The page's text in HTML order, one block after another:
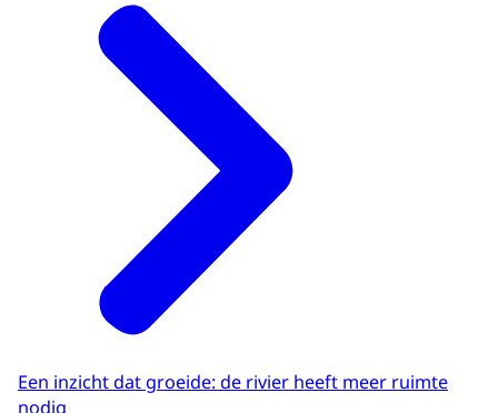
Een inzicht dat groeide: de rivier heeft meer ruimte
nodig